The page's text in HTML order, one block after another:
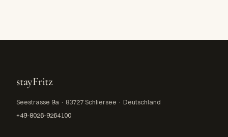
stayFritz
Seestrasse 9a · 83727 Schliersee · Deutschland
+49-8026-9264100